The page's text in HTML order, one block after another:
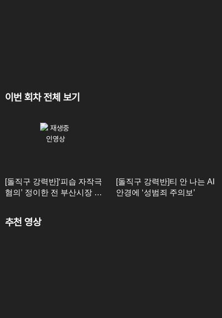
이번 회차 전체 보기
[돌직구 강력반]‘피습 자작극
혐의’ 정이한 전 부산시장 후
[돌직구 강력반]티 안 나는 AI
안경에 ‘성범죄 주의보’
추천 영상